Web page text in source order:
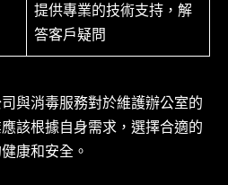
提供專業的技術支持，解
答客戶疑問
與消毒服務對於維護辦公室的
該根據自身需求，選擇合適的
康和安全。